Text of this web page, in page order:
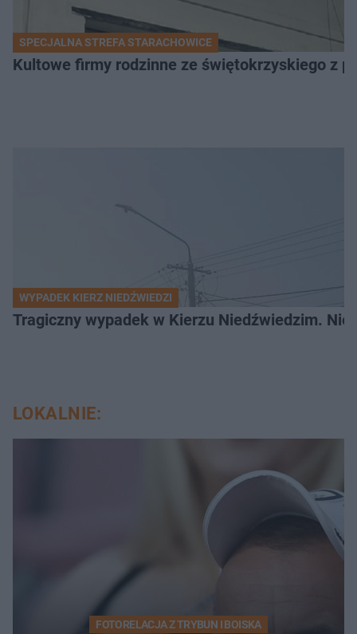
SPECJALNA STREFA STARACHOWICE
Kultowe firmy rodzinne ze świętokrzyskiego z
WYPADEK KIERZ NIEDŹWIEDZI
Tragiczny wypadek w Kierzu Niedźwiedzim.
LOKALNIE:
FOTORELACJA Z TRYBUN I BOISKA